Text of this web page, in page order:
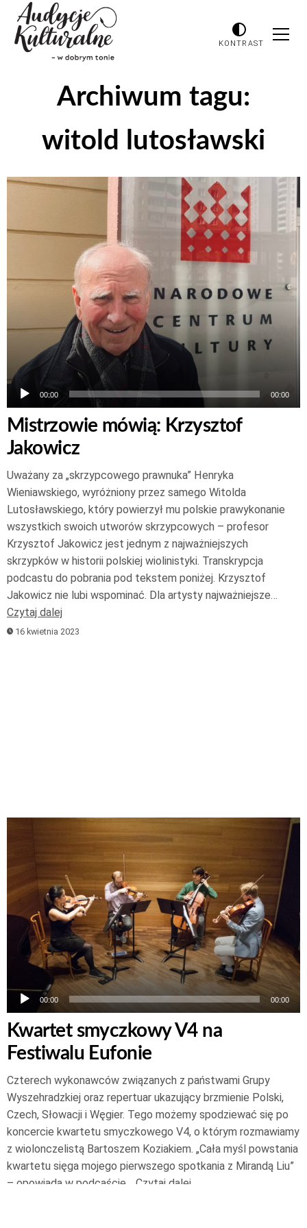
KONTRAST
Archiwum tagu:
witold lutosławski
Odtwarzacz
00:00 00:00
Mistrzowie mówią: Krzysztof
Jakowicz
Uważany za „skrzypcowego prawnuka” Henryka
Wieniawskiego, wyróżniony przez samego Witolda
Lutosławskiego, który powierzył mu polskie prawykonanie
wszystkich swoich utworów skrzypcowych – profesor
Krzysztof Jakowicz jest jednym z najważniejszych
skrzypków w historii polskiej wiolinistyki. Transkrypcja
podcastu do pobrania pod tekstem poniżej. Krzysztof
Jakowicz nie lubi wspominać. Dla artysty najważniejsze…
Czytaj dalej
16 kwietnia 2023
dźwiękowych
00:00 00:00
Kwartet smyczkowy V4 na
Festiwalu Eufonie
Czterech wykonawców związanych z państwami Grupy
Wyszehradzkiej oraz repertuar ukazujący brzmienie Polski,
Czech, Słowacji i Węgier. Tego możemy spodziewać się po
koncercie kwartetu smyczkowego V4, o którym rozmawiamy
z wiolonczelistą Bartoszem Koziakiem. „Cała myśl powstania
kwartetu sięga mojego pierwszego spotkania z Mirandą Liu”
– opowiada w podcaście… Czytaj dalej